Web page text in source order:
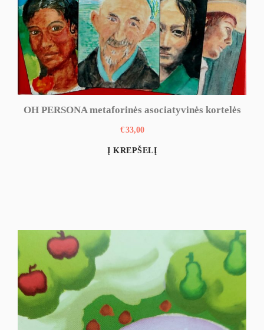
OH PERSONA metaforinės asociatyvinės kortelės
€33,00
Į KREPŠELĮ